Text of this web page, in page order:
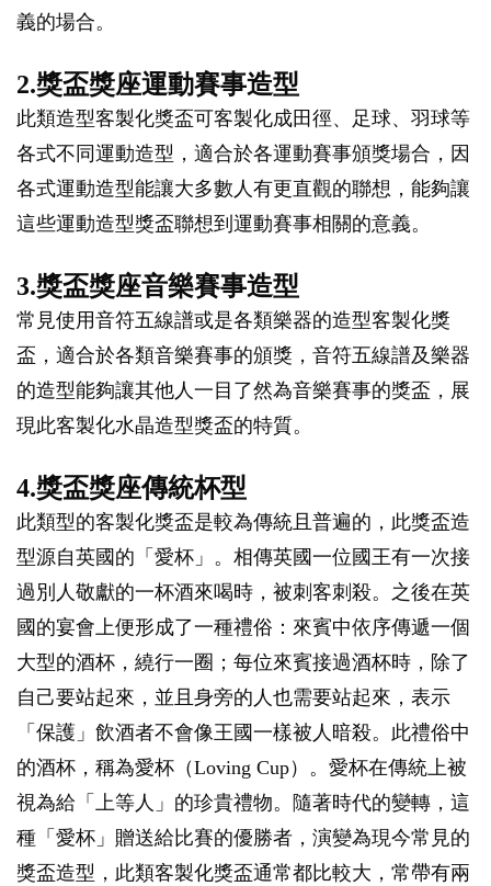
義的場合。
2.獎盃獎座運動賽事造型
此類造型客製化獎盃可客製化成田徑、足球、羽球等
各式不同運動造型，適合於各運動賽事頒獎場合，因
各式運動造型能讓大多數人有更直觀的聯想，能夠讓
這些運動造型獎盃聯想到運動賽事相關的意義。
3.獎盃獎座音樂賽事造型
常見使用音符五線譜或是各類樂器的造型客製化獎
盃，適合於各類音樂賽事的頒獎，音符五線譜及樂器
的造型能夠讓其他人一目了然為音樂賽事的獎盃，展
現此客製化水晶造型獎盃的特質。
4.獎盃獎座傳統杯型
此類型的客製化獎盃是較為傳統且普遍的，此獎盃造
型源自英國的「愛杯」。相傳英國一位國王有一次接
過別人敬獻的一杯酒來喝時，被刺客刺殺。之後在英
國的宴會上便形成了一種禮俗：來賓中依序傳遞一個
大型的酒杯，繞行一圈；每位來賓接過酒杯時，除了
自己要站起來，並且身旁的人也需要站起來，表示
「保護」飲酒者不會像王國一樣被人暗殺。此禮俗中
的酒杯，稱為愛杯（Loving Cup）。愛杯在傳統上被
視為給「上等人」的珍貴禮物。隨著時代的變轉，這
種「愛杯」贈送給比賽的優勝者，演變為現今常見的
獎盃造型，此類客製化獎盃通常都比較大，常帶有兩